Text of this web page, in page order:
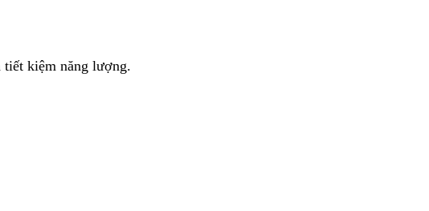
tiết kiệm năng lượng.